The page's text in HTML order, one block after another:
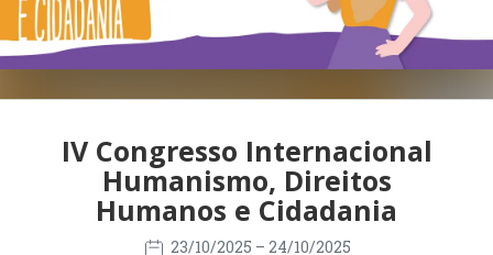
IV Congresso Internacional
Humanismo, Direitos
Humanos e Cidadania
23/10/2025 – 24/10/2025